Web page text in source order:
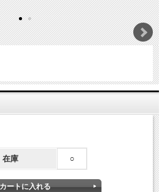
在庫 ○